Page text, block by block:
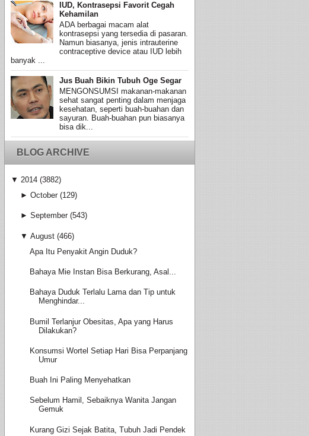
IUD, Kontrasepsi Favorit Cegah
Kehamilan
ADA berbagai macam alat
kontrasepsi yang tersedia di pasaran.
Namun biasanya, jenis intrauterine
contraceptive device atau IUD lebih
banyak ...
Jus Buah Bikin Tubuh Oge Segar
MENGONSUMSI makanan-makanan
sehat sangat penting dalam menjaga
kesehatan, seperti buah-buahan dan
sayuran. Buah-buahan pun biasanya
bisa dik...
BLOG ARCHIVE
▼ 2014 (3882)
► October (129)
► September (543)
▼ August (466)
Apa Itu Penyakit Angin Duduk?
Bahaya Mie Instan Bisa Berkurang, Asal...
Bahaya Duduk Terlalu Lama dan Tip untuk
Menghindar...
Bumil Terlanjur Obesitas, Apa yang Harus
Dilakukan?
Konsumsi Wortel Setiap Hari Bisa Perpanjang
Umur
Buah Ini Paling Menyehatkan
Sebelum Hamil, Sebaiknya Wanita Jangan
Gemuk
Kurang Gizi Sejak Batita, Tubuh Jadi Pendek